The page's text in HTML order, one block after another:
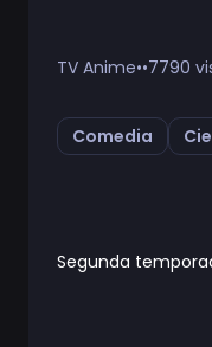
TV Anime••7790
Comedia
Segunda